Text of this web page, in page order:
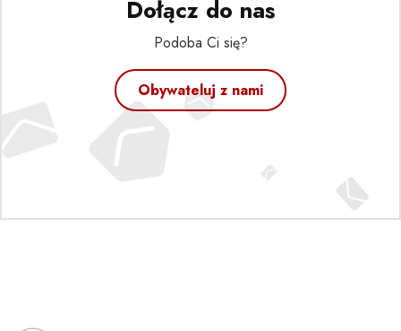
Dołącz do nas
Podoba Ci się?
Obywateluj z nami